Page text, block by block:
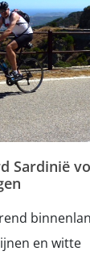
Sardinië
en witte